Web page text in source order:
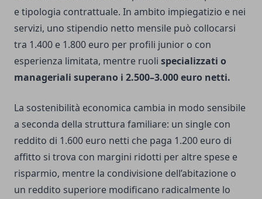
e tipologia contrattuale. In ambito impiegatizio e nei
servizi, uno stipendio netto mensile può collocarsi
tra 1.400 e 1.800 euro per profili junior o con
esperienza limitata, mentre ruoli specializzati o
manageriali superano i 2.500–3.000 euro netti.
La sostenibilità economica cambia in modo sensibile
a seconda della struttura familiare: un single con
reddito di 1.600 euro netti che paga 1.200 euro di
affitto si trova con margini ridotti per altre spese e
risparmio, mentre la condivisione dell’abitazione o
un reddito superiore modificano radicalmente lo